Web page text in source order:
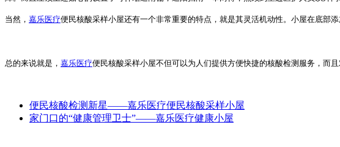
当然， 嘉乐医疗便民核酸采样小屋还有一个非常重要的特点，就是其灵活机动性。小屋在底部
总的来说就是， 嘉乐医疗便民核酸采样小屋不但可以为人们提供方便快捷的核酸检测服务， 而且
便民核酸检测新星——嘉乐医疗便民核酸采样小屋
家门口的“健康管理卫士”——嘉乐医疗健康小屋